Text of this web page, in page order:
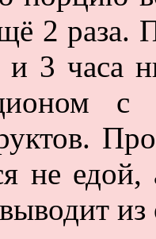
2 раза.
3 часа
с
не